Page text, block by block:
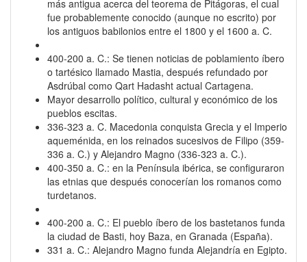
más antigua acerca del teorema de Pitágoras, el cual
fue probablemente conocido (aunque no escrito) por
los antiguos babilonios entre el 1800 y el 1600 a. C.
400-200 a. C.: Se tienen noticias de poblamiento íbero
o tartésico llamado Mastia, después refundado por
Asdrúbal como Qart Hadasht actual Cartagena.
Mayor desarrollo político, cultural y económico de los
pueblos escitas.
336-323 a. C. Macedonia conquista Grecia y el Imperio
aqueménida, en los reinados sucesivos de Filipo (359-
336 a. C.) y Alejandro Magno (336-323 a. C.).
400-350 a. C.: en la Península ibérica, se configuraron
las etnias que después conocerían los romanos como
turdetanos.
400-200 a. C.: El pueblo íbero de los bastetanos funda
la ciudad de Basti, hoy Baza, en Granada (España).
331 a. C.: Alejandro Magno funda Alejandría en Egipto.